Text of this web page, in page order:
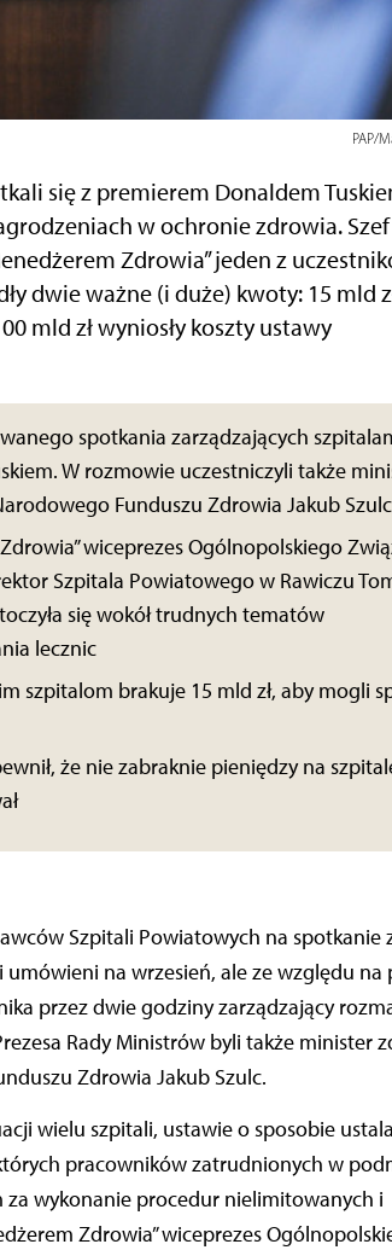
PAP/
się z premierem Donaldem
w ochronie zdrowia.
Zdrowia” jeden z
dwie ważne (i duże) kwoty: 15 mld
mld zł wyniosły koszty ustawy
spotkania zarządzających
W rozmowie uczestniczyli także
Funduszu Zdrowia Jakub Szulc
wiceprezes Ogólnopolskiego
Szpitala Powiatowego w Rawiczu
się wokół trudnych tematów
lecznic
szpitalom brakuje 15 mld zł, aby mogli
że nie zabraknie pieniędzy na
Szpitali Powiatowych na spotkanie
na wrzesień, ale ze względu na
przez dwie godziny zarządzający
Rady Ministrów byli także minister
Zdrowia Jakub Szulc.
wielu szpitali, ustawie o sposobie
pracowników zatrudnionych w
za wykonanie procedur nielimitowanych i
Zdrowia” wiceprezes